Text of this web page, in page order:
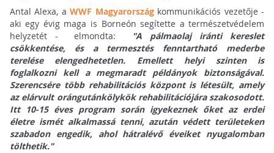
Antal Alexa, aWWF Magyarországkommunikációs vezetője -
aki egy évig maga is Borneón segítette a természetvédelem
helyzetét - elmondta:
"A pálmaolaj iránti kereslet
csökkentése, és a termesztés fenntartható mederbe
terelése elengedhetetlen. Emellett helyi szinten is
foglalkozni kell a megmaradt példányok biztonságával.
Szerencsére több rehabilitációs központ is létesült, amely
az elárvult orángutánkölykök rehabilitációjára szakosodott.
Itt 10-15 éves program során igyekeznek őket az erdei
életre ismét alkalmassá tenni, azután védett területeken
szabadon engedik, ahol hátralévő éveiket nyugalomban
tölthetik."